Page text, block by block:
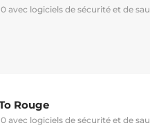
avec logiciels de sécurité et de
Rouge
avec logiciels de sécurité et de